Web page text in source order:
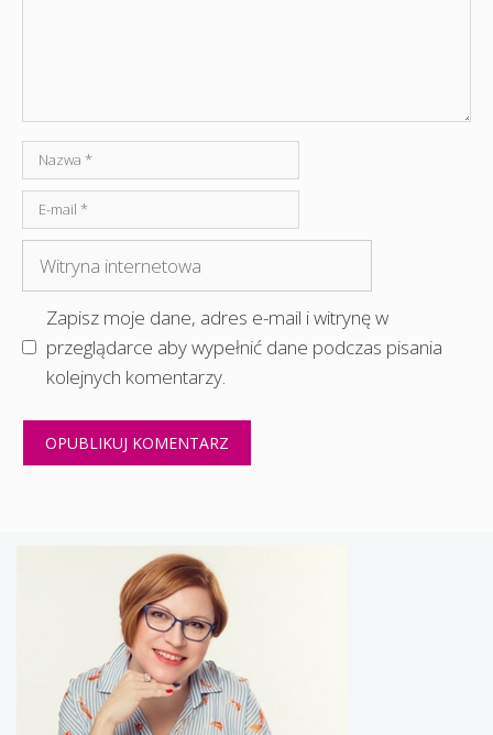
Nazwa
mail
internetowa
Zapisz moje dane, adres e-mail i witrynę w
przeglądarce aby wypełnić dane podczas pisania
kolejnych komentarzy.